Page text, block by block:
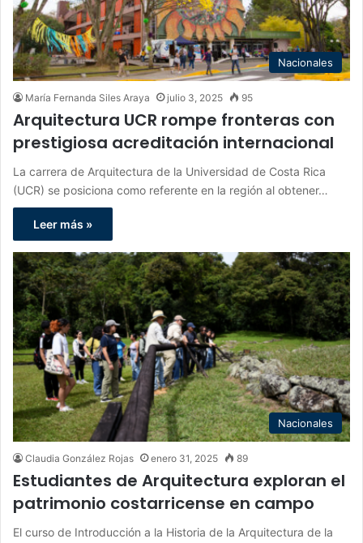
Nacionales
María Fernanda Siles Araya julio 3, 2025 95
Arquitectura UCR rompe fronteras con
prestigiosa acreditación internacional
La carrera de Arquitectura de la Universidad de Costa Rica
(UCR) se posiciona como referente en la región al obtener…
Leer más »
Nacionales
Claudia González Rojas enero 31, 2025 89
Estudiantes de Arquitectura exploran el
patrimonio costarricense en campo
El curso de Introducción a la Historia de la Arquitectura de la